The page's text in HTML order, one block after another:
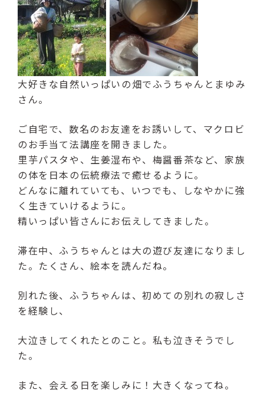
よくある質問 受講生の声
ご利用規約
プライバシーポリシー
申込・お問い合わせ
070-2013-1969
（受付時間：9:00〜17:00）
LINE友達登録はこちら
大好きな自然いっぱいの畑でふうちゃんとまゆみ
さん。
ご自宅で、数名のお友達をお誘いして、マクロビ
のお手当て法講座を開きました。
里芋パスタや、生姜湿布や、梅醤番茶など、家族
の体を日本の伝統療法で癒せるように。
どんなに離れていても、いつでも、しなやかに強
く生きていけるように。
精いっぱい皆さんにお伝えしてきました。
滞在中、ふうちゃんとは大の遊び友達になりまし
た。たくさん、絵本を読んだね。
別れた後、ふうちゃんは、初めての別れの寂しさ
を経験し、
大泣きしてくれたとのこと。私も泣きそうでし
た。
また、会える日を楽しみに！大きくなってね。